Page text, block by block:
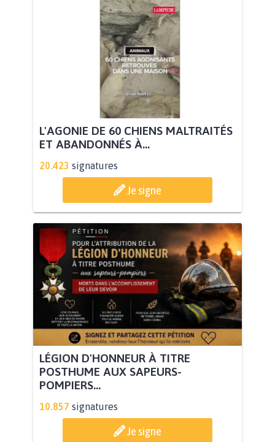
L'AGONIE DE 60 CHIENS MALTRAITÉS
ET ABANDONNÉS À...
20.423 signatures
Je signe
LÉGION D'HONNEUR À TITRE
POSTHUME AUX SAPEURS-
POMPIERS...
10.857 signatures
Je signe